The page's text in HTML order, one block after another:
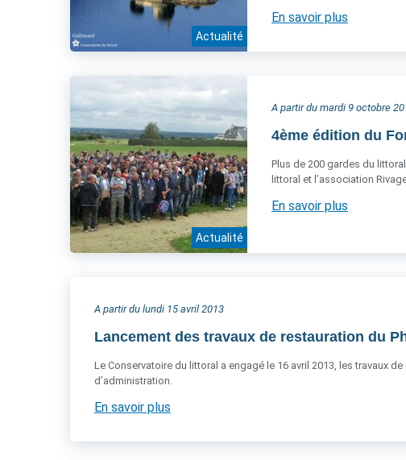
Actualité
En savoir plus
Actualité
A partir du mardi 9 octobre
4ème édition du
Plus de 200 gardes du
littoral et l’association
En savoir plus
A partir du lundi 15 avril 2013
Lancement des travaux de restauration du
Le Conservatoire du littoral a engagé le 16 avril 2013, les travaux
d’administration.
En savoir plus